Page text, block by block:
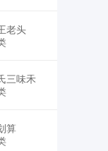
老头
三味禾
算